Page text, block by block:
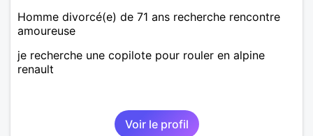
Homme divorcé(e) de 71 ans recherche rencontre
amoureuse
je recherche une copilote pour rouler en alpine
renault
Voir le profil